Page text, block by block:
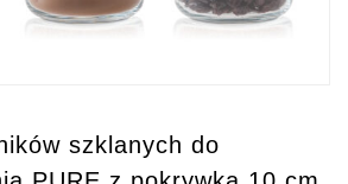
szklanych do